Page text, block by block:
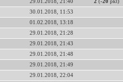
30.01.2018, 11:53
01.02.2018, 13:18
29.01.2018, 21:28
29.01.2018, 21:43
29.01.2018, 21:48
29.01.2018, 21:49
29.01.2018, 22:04